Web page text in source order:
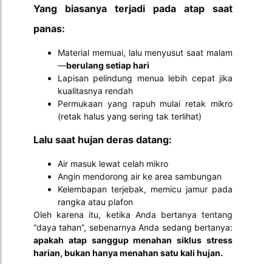
Yang biasanya terjadi pada atap saat
panas:
Material memuai, lalu menyusut saat malam
—berulang setiap hari
Lapisan pelindung menua lebih cepat jika
kualitasnya rendah
Permukaan yang rapuh mulai retak mikro
(retak halus yang sering tak terlihat)
Lalu saat hujan deras datang:
Air masuk lewat celah mikro
Angin mendorong air ke area sambungan
Kelembapan terjebak, memicu jamur pada
rangka atau plafon
Oleh karena itu, ketika Anda bertanya tentang
“daya tahan”, sebenarnya Anda sedang bertanya:
apakah atap sanggup menahan siklus stress
harian, bukan hanya menahan satu kali hujan.